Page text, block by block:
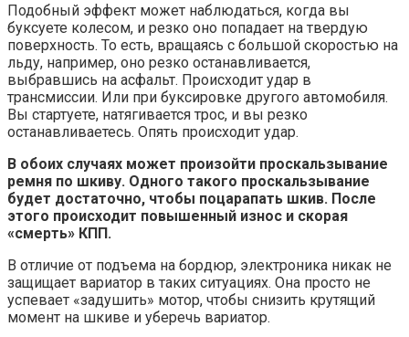
Подобный эффект может наблюдаться, когда вы
буксуете колесом, и резко оно попадает на твердую
поверхность. То есть, вращаясь с большой скоростью на
льду, например, оно резко останавливается,
выбравшись на асфальт. Происходит удар в
трансмиссии. Или при буксировке другого автомобиля.
Вы стартуете, натягивается трос, и вы резко
останавливаетесь. Опять происходит удар.
В обоих случаях может произойти проскальзывание
ремня по шкиву. Одного такого проскальзывание
будет достаточно, чтобы поцарапать шкив. После
этого происходит повышенный износ и скорая
«смерть» КПП.
В отличие от подъема на бордюр, электроника никак не
защищает вариатор в таких ситуациях. Она просто не
успевает «задушить» мотор, чтобы снизить крутящий
момент на шкиве и уберечь вариатор.